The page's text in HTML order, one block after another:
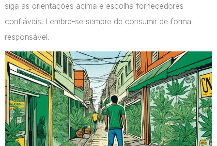
siga as orientações acima e escolha fornecedores
confiáveis. Lembre-se sempre de consumir de forma
responsável.